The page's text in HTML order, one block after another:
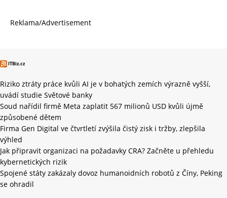
Reklama/Advertisement
ITBiz.cz
Riziko ztráty práce kvůli AI je v bohatých zemích výrazně vyšší,
uvádí studie Světové banky
Soud nařídil firmě Meta zaplatit 567 milionů USD kvůli újmě
způsobené dětem
Firma Gen Digital ve čtvrtletí zvýšila čistý zisk i tržby, zlepšila
výhled
Jak připravit organizaci na požadavky CRA? Začněte u přehledu
kybernetických rizik
Spojené státy zakázaly dovoz humanoidních robotů z Číny, Peking
se ohradil